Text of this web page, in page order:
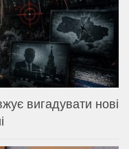
вигадувати нові